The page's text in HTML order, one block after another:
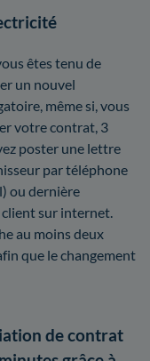
êtes tenu de
un nouvel
même si, vous
votre contrat, 3
poster une lettre
par téléphone
ou dernière
sur internet.
au moins deux
que le changement
de contrat